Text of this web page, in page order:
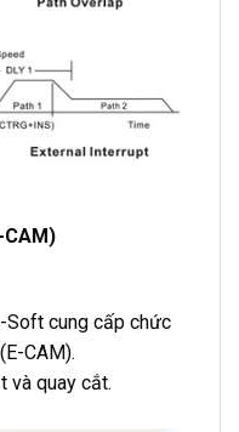
Soft cung cấp chức
CAM).
và quay cắt.